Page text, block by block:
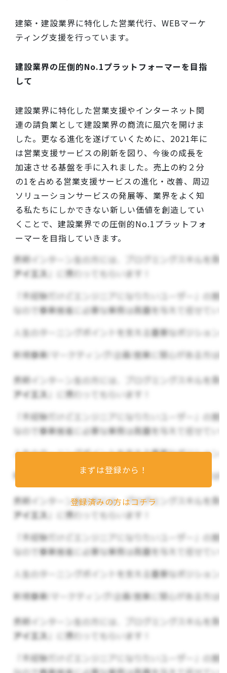
建築・建設業界に特化した営業代行、WEBマーケ
ティング支援を行っています。
建設業界の圧倒的No.1プラットフォーマーを目指
して
建設業界に特化した営業支援やインターネット関
連の請負業として建設業界の商流に風穴を開けま
した。更なる進化を遂げていくために、2021年に
は営業支援サービスの刷新を図り、今後の成長を
加速させる基盤を手に入れました。売上の約２分
の1を占める営業支援サービスの進化・改善、周辺
ソリューションサービスの発展等、業界をよく知
る私たちにしかできない新しい価値を創造してい
くことで、建設業界での圧倒的No.1プラットフォ
ーマーを目指していきます。
注目ポイント
M&Aを経験した社長、WEBコンサル出身者など
経験豊富なメンバーが在籍
社長との距離が近いので、経営やビジネス体系に
ついて直々に学ぶことができます。また、WEBコ
WEBマーケティングについてがっつり学ぶことが
できます。
▼裁量権が無限大
創業して1年ということもあり、やることは山積み
となっています。積極的に仕事を取りに行く姿勢を
大事にしており、それ次第で業務の幅が広がって
▼結果以上にプロセス重視
結果はもちろん大事ですが、それ以上に
”どういう
プロセスを踏んでこの結果に至ったのか”を重要視
まずは登録から！
登録済みの方はコチラ